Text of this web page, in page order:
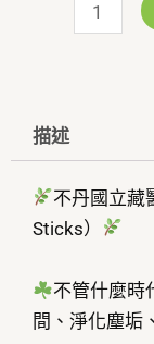
院
淨
化
量
描述
不丹國立藏
Sticks）
不管什麼時
間、淨化塵垢